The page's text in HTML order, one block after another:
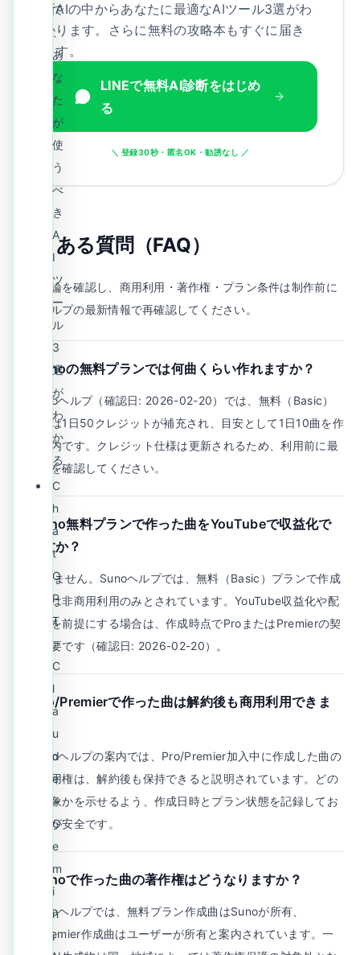
新AIの中からあなたに最適なAIツール3選がわ
かります。さらに無料の攻略本もすぐに届き
ます。
LINEで無料AI診断をはじめ
る
＼ 登録30秒・匿名OK・勧誘なし ／
よくある質問（FAQ）
まず結論を確認し、商用利用・著作権・プラン条件は制作前に
公式ヘルプの最新情報で再確認してください。
Sunoの無料プランでは何曲くらい作れますか？
Sunoヘルプ（確認日: 2026-02-20）では、無料（Basic）
プランは1日50クレジットが補充され、目安として1日10曲を作
れる案内です。クレジット仕様は更新されるため、利用前に最
新情報を確認してください。
Suno無料プランで作った曲をYouTubeで収益化で
きますか？
できません。Sunoヘルプでは、無料（Basic）プランで作成
した曲は非商用利用のみとされています。YouTube収益化や配
信収益を前提にする場合は、作成時点でProまたはPremierの契
約が必要です（確認日: 2026-02-20）。
Pro/Premierで作った曲は解約後も商用利用できま
Sunoヘルプの案内では、Pro/Premier加入中に作成した曲の
商用利用権は、解約後も保持できると説明されています。どの
曲が対象かを示せるよう、作成日時とプラン状態を記録してお
く運用が安全です。
Sunoで作った曲の著作権はどうなりますか？
Sunoヘルプでは、無料プラン作成曲はSunoが所有、
Pro/Premier作成曲はユーザーが所有と案内されています。一
で
、
あ
な
た
が
使
う
べ
き
A
I
ツ
ー
ル
3
選
が
わ
か
る
C
h
a
t
G
P
T
・
C
l
a
u
d
e
・
G
e
m
i
n
i